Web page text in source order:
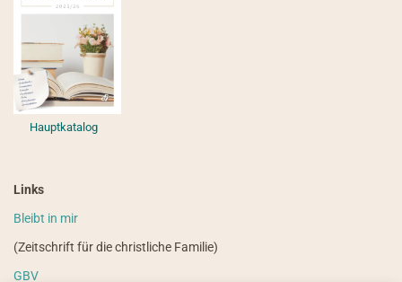
Hauptkatalog
Links
Bleibt in mir
(Zeitschrift für die christliche Familie)
GBV